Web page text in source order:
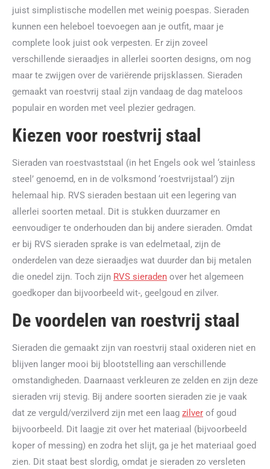
juist simplistische modellen met weinig poespas. Sieraden
kunnen een heleboel toevoegen aan je outfit, maar je
complete look juist ook verpesten. Er zijn zoveel
verschillende sieraadjes in allerlei soorten designs, om nog
maar te zwijgen over de variërende prijsklassen. Sieraden
gemaakt van roestvrij staal zijn vandaag de dag mateloos
populair en worden met veel plezier gedragen.
Kiezen voor roestvrij staal
Sieraden van roestvaststaal (in het Engels ook wel ‘stainless
steel’ genoemd, en in de volksmond ‘roestvrijstaal’) zijn
helemaal hip. RVS sieraden bestaan uit een legering van
allerlei soorten metaal. Dit is stukken duurzamer en
eenvoudiger te onderhouden dan bij andere sieraden. Omdat
er bij RVS sieraden sprake is van edelmetaal, zijn de
onderdelen van deze sieraadjes wat duurder dan bij metalen
die onedel zijn. Toch zijn RVS sieraden over het algemeen
goedkoper dan bijvoorbeeld wit-, geelgoud en zilver.
De voordelen van roestvrij staal
Sieraden die gemaakt zijn van roestvrij staal oxideren niet en
blijven langer mooi bij blootstelling aan verschillende
omstandigheden. Daarnaast verkleuren ze zelden en zijn deze
sieraden vrij stevig. Bij andere soorten sieraden zie je vaak
dat ze verguld/verzilverd zijn met een laag zilver of goud
bijvoorbeeld. Dit laagje zit over het materiaal (bijvoorbeeld
koper of messing) en zodra het slijt, ga je het materiaal goed
zien. Dit staat best slordig, omdat je sieraden zo versleten